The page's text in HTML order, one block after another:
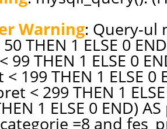
Warning: Query-ul
THEN 1 ELSE 0
99 THEN 1 ELSE 0
199 THEN 1 ELSE
< 299 THEN 1
1 ELSE 0 END)
=8 and